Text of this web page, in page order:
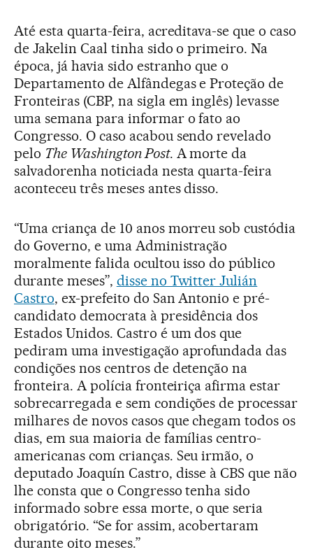
Até esta quarta-feira, acreditava-se que o caso
de Jakelin Caal tinha sido o primeiro. Na
época, já havia sido estranho que o
Departamento de Alfândegas e Proteção de
Fronteiras (CBP, na sigla em inglês) levasse
uma semana para informar o fato ao
Congresso. O caso acabou sendo revelado
pelo The Washington Post. A morte da
salvadorenha noticiada nesta quarta-feira
aconteceu três meses antes disso.
“Uma criança de 10 anos morreu sob custódia
do Governo, e uma Administração
moralmente falida ocultou isso do público
durante meses”, disse no Twitter Julián
Castro, ex-prefeito do San Antonio e pré-
candidato democrata à presidência dos
Estados Unidos. Castro é um dos que
pediram uma investigação aprofundada das
condições nos centros de detenção na
fronteira. A polícia fronteiriça afirma estar
sobrecarregada e sem condições de processar
milhares de novos casos que chegam todos os
dias, em sua maioria de famílias centro-
americanas com crianças. Seu irmão, o
deputado Joaquín Castro, disse à CBS que não
lhe consta que o Congresso tenha sido
informado sobre essa morte, o que seria
obrigatório. “Se for assim, acobertaram
durante oito meses.”